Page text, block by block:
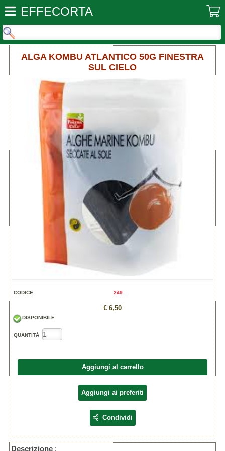
EFFECORTA
ALGA KOMBU ATLANTICO 50G FINESTRA
SUL CIELO
CODICE 249
€ 6,50
DISPONIBILE
QUANTITÀ
Aggiungi al carrello
Aggiungi ai preferiti
Condividi
Descrizione :